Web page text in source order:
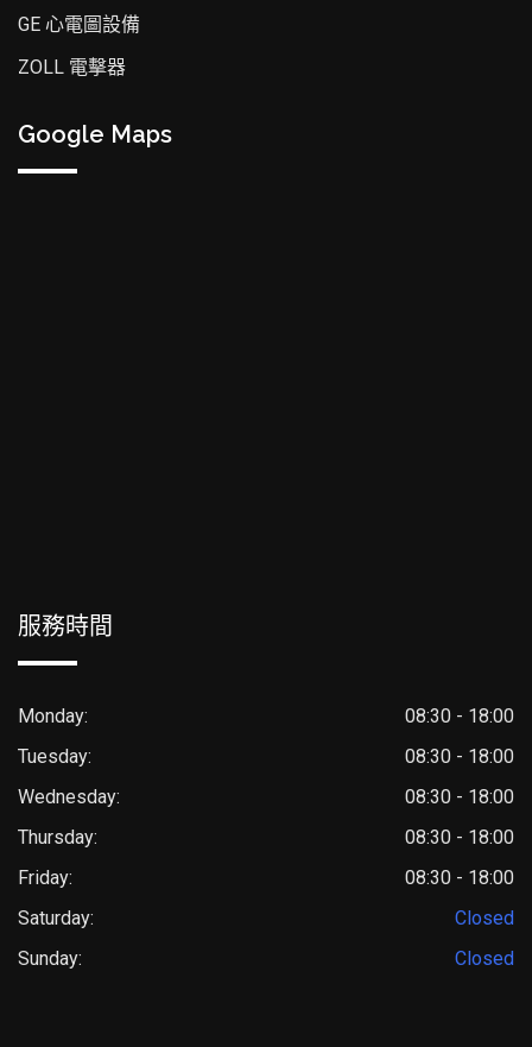
GE 心電圖設備
ZOLL 電擊器
Google Maps
服務時間
Monday:
08:30 - 18:00
Tuesday:
08:30 - 18:00
Wednesday:
08:30 - 18:00
Thursday:
08:30 - 18:00
Friday:
08:30 - 18:00
Saturday:
Closed
Sunday:
Closed